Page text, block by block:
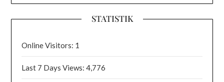
STATISTIK
Online Visitors: 1
Last 7 Days Views:4,776